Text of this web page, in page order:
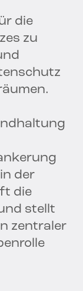
die
zu
der
die
stellt
zentraler